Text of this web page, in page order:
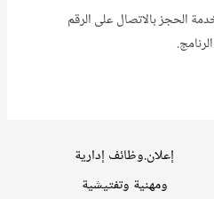
الحجز بالاتصال على الرقم
إعلان.وظائف إدارية
ومهنية وتفتيشية